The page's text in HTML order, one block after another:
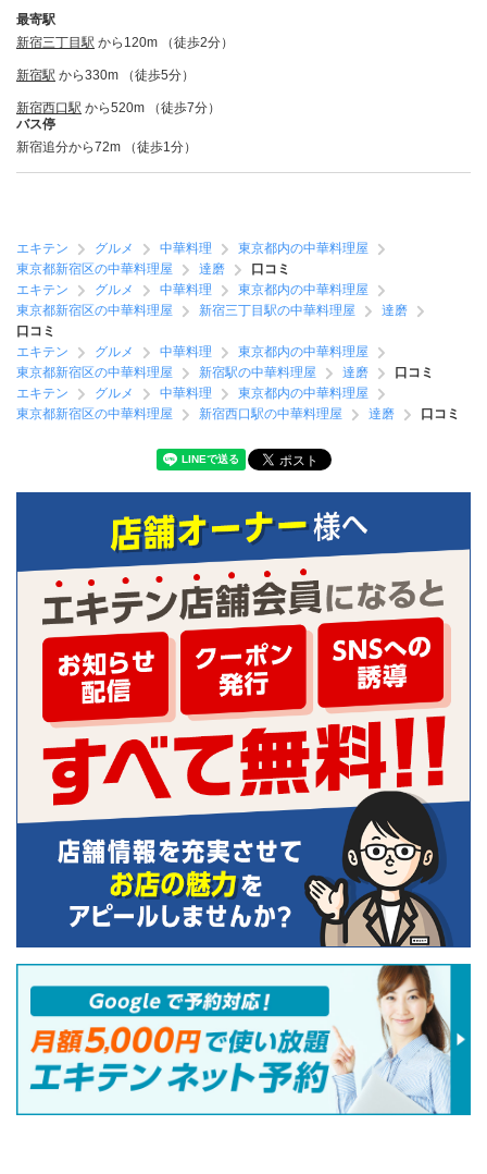
最寄駅
新宿三丁目駅 から120m （徒歩2分）
新宿駅 から330m （徒歩5分）
新宿西口駅 から520m （徒歩7分）
バス停
新宿追分から72m （徒歩1分）
エキテン グルメ 中華料理
東京都内の中華料理屋
東京都新宿区の中華料理屋
達磨
口コミ
エキテン
グルメ 中華料理
東京都内の中華料理屋
東京都新宿区の中華料理屋
新宿三丁目駅の中華料理屋
達磨
口コミ
エキテン
グルメ 中華料理
東京都内の中華料理屋
東京都新宿区の中華料理屋
新宿駅の中華料理屋 達磨
口コミ
エキテン
グルメ 中華料理
東京都内の中華料理屋
東京都新宿区の中華料理屋
新宿西口駅の中華料理屋 達磨 口コミ